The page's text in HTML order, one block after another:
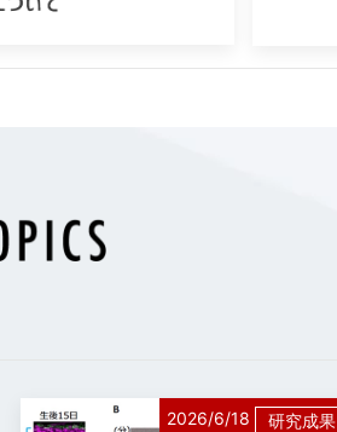
2026/6/18 研究成果